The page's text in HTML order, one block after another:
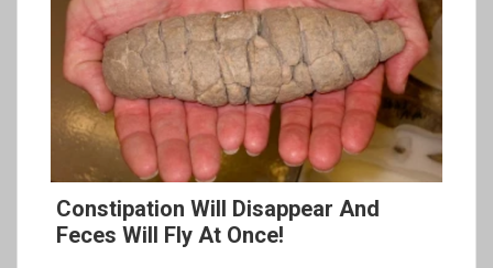
Constipation Will Disappear And
Feces Will Fly At Once!